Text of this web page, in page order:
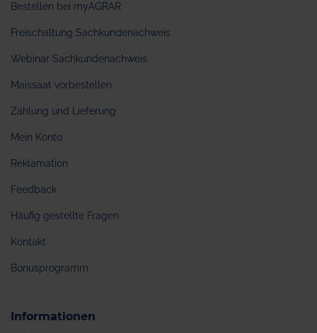
Bestellen bei myAGRAR
Freischaltung Sachkundenachweis
Webinar Sachkundenachweis
Maissaat vorbestellen
Zahlung und Lieferung
Mein Konto
Reklamation
Feedback
Häufig gestellte Fragen
Kontakt
Bonusprogramm
Informationen